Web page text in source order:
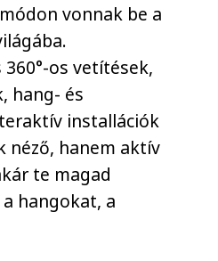
vonnak be a
os vetítések,
hang- és
installációk
néző, hanem aktív
te magad
hangokat, a